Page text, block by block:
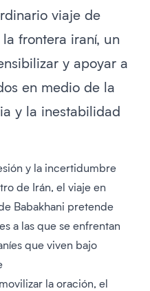
viaje de
frontera iraní, un
y apoyar a
en medio de la
y la inestabilidad
y la incertidumbre
de Irán, el viaje en
Babakhani pretende
a las que se enfrentan
que viven bajo
la oración, el